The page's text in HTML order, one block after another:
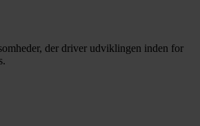
der driver udviklingen inden for